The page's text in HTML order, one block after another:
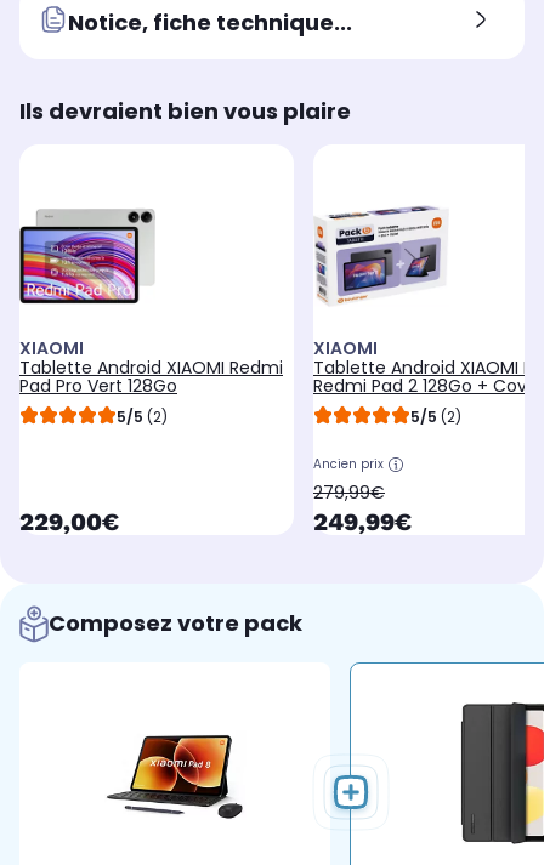
Notice, fiche technique...
Ils devraient bien vous plaire
XIAOMI
Tablette Android XIAOMI Redmi
Pad Pro Vert 128Go
5/5 (2)
currentPrice
229,00€
XIAOMI
Tablette Android XIAOMI
Redmi Pad 2 128Go +
Pen 5/5 (2)
Ancien prix
oldPrice
279,99€
currentPrice
249,99€
Composez votre pack